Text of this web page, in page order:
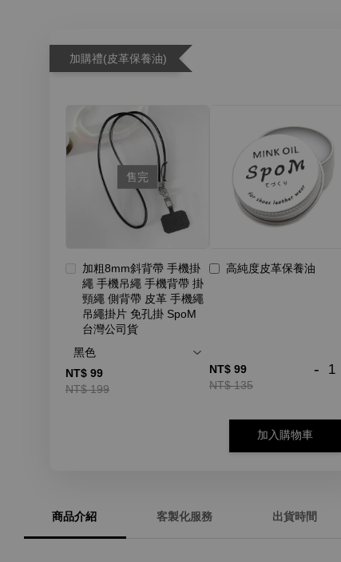
加購禮(皮革保養油)
售完
加粗8mm斜背帶 手機掛
繩 手機吊繩 手機背帶 掛
頸繩 側背帶 皮革 手機繩
吊繩掛片 免孔掛 SpoM
台灣公司貨
NT$ 99
NT$ 199
高純度皮革保養油
NT$ 99
NT$ 135
-
加入購物車
商品介紹 客製化服務 出貨時間